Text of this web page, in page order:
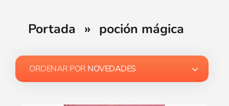
Portada » poción mágica
ORDENAR POR NOVEDADES